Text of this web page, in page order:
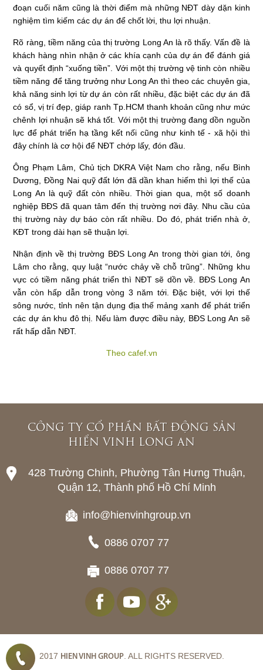
đoạn cuối năm cũng là thời điểm mà những NĐT dày dặn kinh
nghiệm tìm kiếm các dự án để chốt lời, thu lợi nhuận.
Rõ ràng, tiềm năng của thị trường Long An là rõ thấy. Vấn đề là
khách hàng nhìn nhận ở các khía cạnh của dự án để đánh giá
và quyết định “xuống tiền”. Với một thị trường vệ tinh còn nhiều
tiềm năng để tăng trưởng như Long An thì theo các chuyên gia,
khả năng sinh lợi từ dự án còn rất nhiều, đặc biệt các dự án đã
có sổ, vị trí đẹp, giáp ranh Tp.HCM thanh khoản cũng như mức
chênh lợi nhuận sẽ khá tốt. Với một thị trường đang dồn nguồn
lực để phát triển hạ tầng kết nối cũng như kinh tế - xã hội thì
đây chính là cơ hội để NĐT chớp lấy, đón đầu.
Ông Phạm Lâm, Chủ tịch DKRA Việt Nam cho rằng, nếu Bình
Dương, Đồng Nai quỹ đất lớn đã dần khan hiếm thì lợi thế của
Long An là quỹ đất còn nhiều. Thời gian qua, một số doanh
nghiệp BĐS đã quan tâm đến thị trường nơi đây. Nhu cầu của
thị trường này dự báo còn rất nhiều. Do đó, phát triển nhà ở,
KĐT trong dài hạn sẽ thuận lợi.
Nhận định về thị trường BĐS Long An trong thời gian tới, ông
Lâm cho rằng, quy luật “nước chảy về chỗ trũng”. Những khu
vực có tiềm năng phát triển thì NĐT sẽ dồn về. BĐS Long An
vẫn còn hấp dẫn trong vòng 3 năm tới. Đặc biệt, với lợi thế
sông nước, tỉnh nên tận dụng địa thế mảng xanh để phát triển
các dự án khu đô thị. Nếu làm được điều này, BĐS Long An sẽ
rất hấp dẫn NĐT.
Theo cafef.vn
CÔNG TY CỔ PHẦN BẤT ĐỘNG SẢN
HIỂN VINH LONG AN
428 Trường Chinh, Phường Tân Hưng Thuận,
Quận 12, Thành phố Hồ Chí Minh
info@hienvinhgroup.vn
0886 0707 77
0886 0707 77
2017 HIEN VINH GROUP. ALL RIGHTS RESERVED.